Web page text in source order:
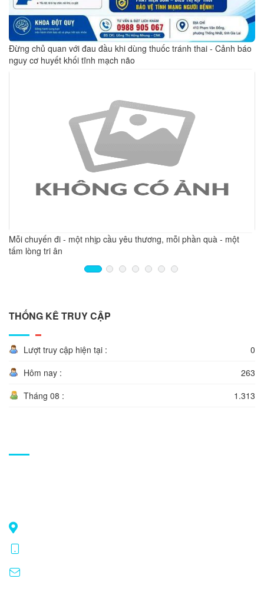
Đừng chủ quan với đau đầu khi dùng thuốc tránh thai - Cảnh báo
nguy cơ huyết khối tĩnh mạch não
Mỗi chuyến đi - một nhịp cầu yêu thương, mỗi phần quà - một
tấm lòng tri ân
1
2 3 4 5 » »»
THỐNG KÊ TRUY CẬP
Lượt truy cập hiện tại :
0
Hôm nay :
263
Tháng 08 :
1.313